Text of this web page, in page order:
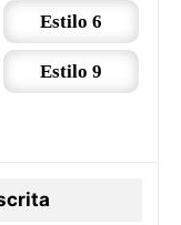
Estilo 6
Estilo 9